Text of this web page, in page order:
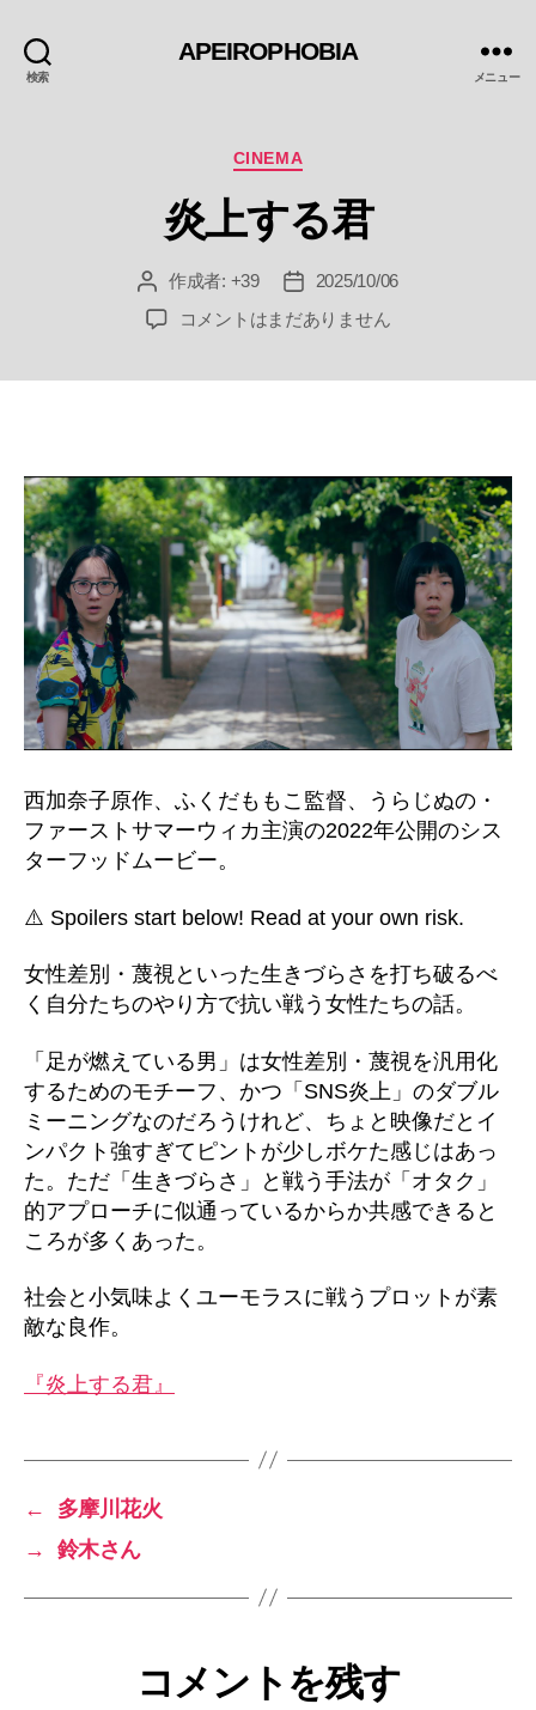
検索
APEIROPHOBIA
メニュー
カ
ゴ
リ
CINEMA
炎上する君
投
稿
者
作成者: +39
投
稿
日
2025/10/06
炎
の
コメントはまだありません
西加奈子原作、ふくだももこ監督、うらじぬの・
ファーストサマーウィカ主演の2022年公開のシス
ターフッドムービー。
⚠️ Spoilers start below! Read at your own risk.
女性差別・蔑視といった生きづらさを打ち破るべ
く自分たちのやり方で抗い戦う女性たちの話。
「足が燃えている男」は女性差別・蔑視を汎用化
するためのモチーフ、かつ「SNS炎上」のダブル
ミーニングなのだろうけれど、ちょと映像だとイ
ンパクト強すぎてピントが少しボケた感じはあっ
た。ただ「生きづらさ」と戦う手法が「オタク」
的アプローチに似通っているからか共感できると
ころが多くあった。
社会と小気味よくユーモラスに戦うプロットが素
敵な良作。
『炎上する君』
←
多摩川花火
→
鈴木さん
コメントを残す